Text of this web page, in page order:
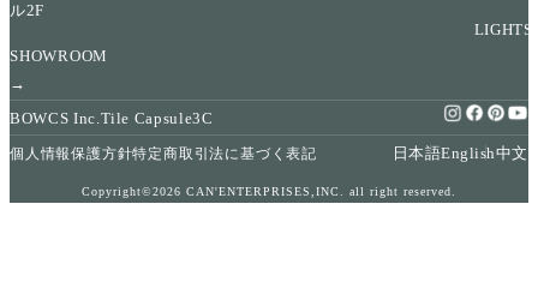
ル2F
SHOWROOM
→
LIGHTS
BOWCS Inc.Tile Capsule3C
個人情報保護方針特定商取引法に基づく表記 日本語English中文
Copyright©2026 CAN'ENTERPRISES,INC. all right reserved.